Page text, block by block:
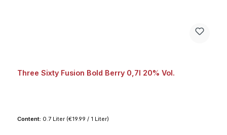
Three Sixty Fusion Bold Berry 0,7l 20% Vol.
Content: 0.7 Liter (€19.99 / 1 Liter)